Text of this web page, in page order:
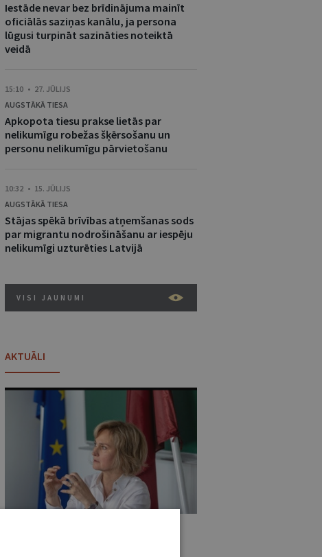
Iestāde nevar bez brīdinājuma mainīt
oficiālās saziņas kanālu, ja persona
lūgusi turpināt sazināties noteiktā
veidā
15:10 • 27. JŪLIJS
AUGSTĀKĀ TIESA
Apkopota tiesu prakse lietās par
nelikumīgu robežas šķērsošanu un
personu nelikumīgu pārvietošanu
10:32 • 15. JŪLIJS
AUGSTĀKĀ TIESA
Stājas spēkā brīvības atņemšanas sods
par migrantu nodrošināšanu ar iespēju
nelikumīgi uzturēties Latvijā
VISI JAUNUMI
AKTUĀLI